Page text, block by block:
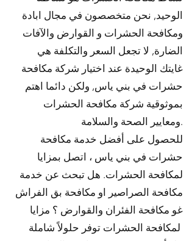
الوحيد, نحن متخصصون في مجال ابادة
ومكافحة الحشرات و القوارض والآفات
الضارة, لا تجعل السعر والتكلفة هي
غايتك الوحيدة عند اختيار شركة مكافحة
حشرات في بني ياس, ولكن دائما اهتم
بموثوقية شركة مكافحة الحشرات
ومعايير الصحة والسلامة.
للحصول على أفضل خدمة مكافحة
حشرات في بني ياس ، اتصل بمزايا
لمكافحة الحشرات. هل تبحث عن خدمة
مكافحة الصراصير او مكافحة بق الفراش
غو مكافحة الفئران والقوارض ؟ مزايا